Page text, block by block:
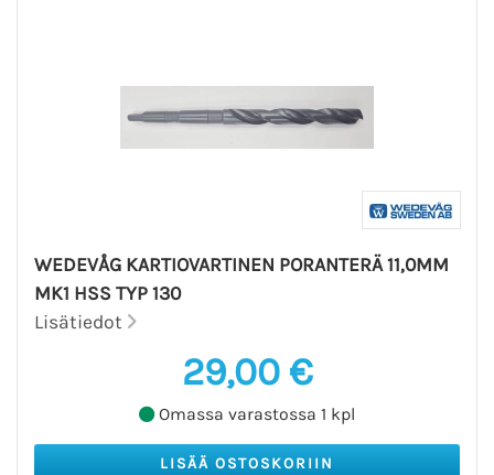
WEDEVÅG KARTIOVARTINEN PORANTERÄ 11,0MM
MK1 HSS TYP 130
Lisätiedot
29,00 €
Omassa varastossa 1 kpl